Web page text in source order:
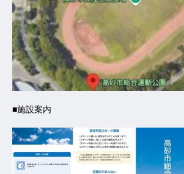
■施設案内